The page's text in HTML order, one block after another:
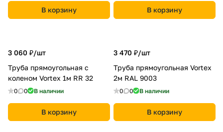
В корзину В корзину
3 060 ₽/шт
Труба прямоугольная с
коленом Vortex 1м RR 32
0 0 В наличии
В корзину
3 470 ₽/шт
Труба прямоугольная Vortex
2м RAL 9003
0 0 В наличии
В корзину